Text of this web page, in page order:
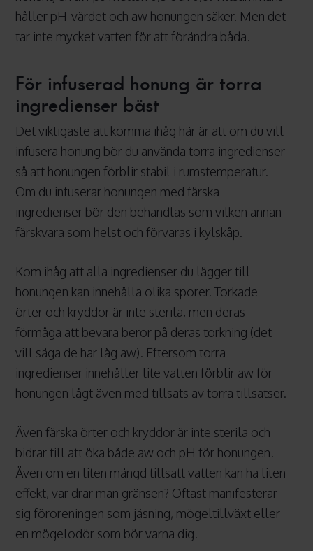
håller pH-värdet och aw honungen säker. Men det
tar inte mycket vatten för att förändra båda.
För infuserad honung är torra
ingredienser bäst
Det viktigaste att komma ihåg här är att om du vill
infusera honung bör du använda torra ingredienser
så att honungen förblir stabil i rumstemperatur.
Om du infuserar honungen med färska
ingredienser bör den behandlas som vilken annan
färskvara som helst och förvaras i kylskåp.
Kom ihåg att alla ingredienser du lägger till
honungen kan innehålla olika sporer. Torkade
örter och kryddor är inte sterila, men deras
förmåga att bevara beror på deras torkning (det
vill säga de har låg aw). Eftersom torra
ingredienser innehåller lite vatten förblir aw för
honungen lågt även med tillsats av torra tillsatser.
Även färska örter och kryddor är inte sterila och
bidrar till att öka både aw och pH för honungen.
Även om en liten mängd tillsatt vatten kan ha liten
effekt, var drar man gränsen? Oftast manifesterar
sig föroreningen som jäsning, mögeltillväxt eller
en mögelodör som bör varna dig.